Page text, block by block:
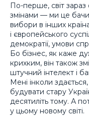
По-перше, світ зараз
змінами — ми це
вибори в інших
і європейського
демократії, умови
Бо бізнес, як каже
крихким, він також
штучний інтелект і
Мені інколи
будувати стару
десятиліть тому. А
у цьому новому світі.